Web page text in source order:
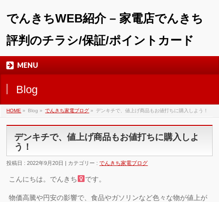
でんきちWEB紹介 – 家電店でんきち
評判のチラシ/保証/ポイントカード
MENU
Blog
HOME » Blog » でんきち家電ブログ » デンキチで、値上げ商品もお値打ちに購入しよう！
デンキチで、値上げ商品もお値打ちに購入しよ
う！
投稿日 : 2022年9月20日 | カテゴリー :でんきち家電ブログ
こんにちは。でんきち です。
物価高騰や円安の影響で、食品やガソリンなど色々な物が値上が